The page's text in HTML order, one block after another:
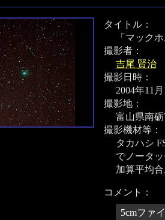
タイトル：
「マック
撮影者：
吉尾 賢治
撮影日時：
2004年11
撮影地：
富山県南
撮影機材等：
タカハシ
でノータ
加算平均
コメント：
5cmファ